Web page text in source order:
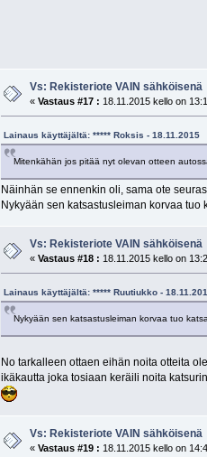
Vs: Rekisteriote VAIN sähköisenä
«Vastaus #17 : 18.11.2015 kello on
Lainaus käyttäjältä: ***** Roksis -
Mitenkähän jos pitää nyt olevan otteen
Näinhän se ennenkin oli, sama ote
Nykyään sen katsastusleiman korvaa
Vs: Rekisteriote VAIN sähköisenä
«Vastaus #18 : 18.11.2015 kello on
Lainaus käyttäjältä: ***** Ruutiukko -
Nykyään sen katsastusleiman korvaa tuo
No tarkalleen ottaen eihän noita otteita
ikäkautta joka tosiaan keräili noita
Vs: Rekisteriote VAIN sähköisenä
«Vastaus #19 : 18.11.2015 kello on